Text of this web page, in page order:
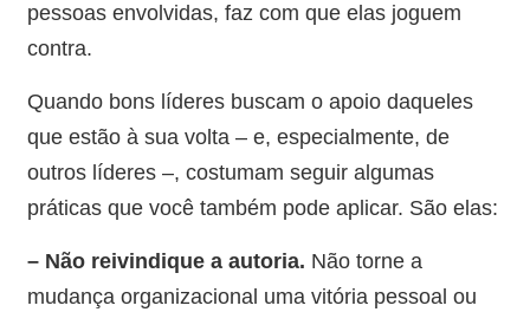
pessoas envolvidas, faz com que elas joguem
contra.
Quando bons líderes buscam o apoio daqueles
que estão à sua volta – e, especialmente, de
outros líderes –, costumam seguir algumas
práticas que você também pode aplicar. São elas:
– Não reivindique a autoria. Não torne a
mudança organizacional uma vitória pessoal ou